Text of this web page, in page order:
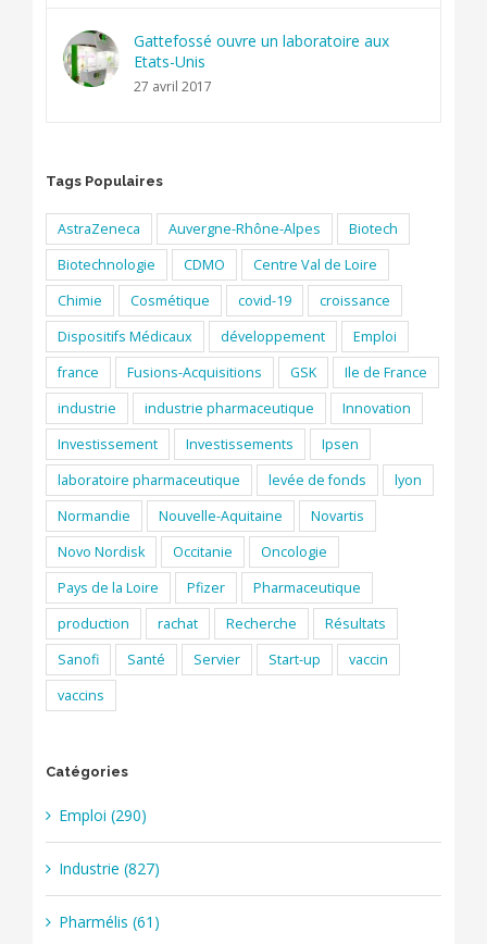
Gattefossé ouvre un laboratoire aux
Etats-Unis
27 avril 2017
Tags Populaires
AstraZeneca Auvergne-Rhône-Alpes
Biotech
Biotechnologie
CDMO
Centre Val de Loire
Chimie
Cosmétique covid-19
croissance
Dispositifs Médicaux
développement
Emploi
france
Fusions-Acquisitions GSK
Ile de France
industrie
industrie pharmaceutique
Innovation
Investissement
Investissements
Ipsen
laboratoire pharmaceutique
levée de fonds
lyon
Normandie
Nouvelle-Aquitaine
Novartis
Novo Nordisk
Occitanie
Oncologie
Pays de la Loire
Pfizer
Pharmaceutique
production
rachat Recherche
Résultats
Sanofi
Santé Servier Start-up
vaccin
vaccins
Catégories
Emploi (290)
Industrie (827)
Pharmélis (61)